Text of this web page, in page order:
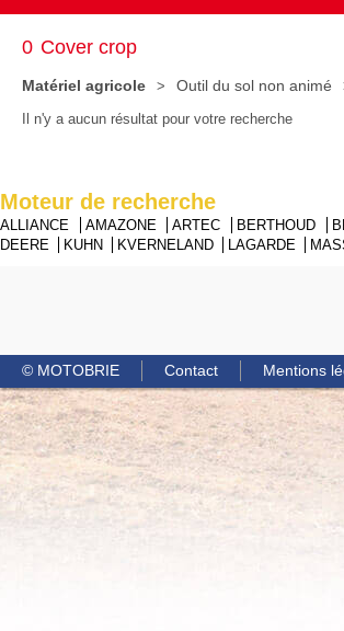
Matériel agricole Outil du sol non animé
0 Cover crop
Il n'y a aucun résultat pour votre recherche
Moteur de recherche
ALLIANCE AMAZONE ARTEC BERTHOUD
DEERE
KUHN KVERNELAND LAGARDE
© MOTOBRIE Contact Mentions